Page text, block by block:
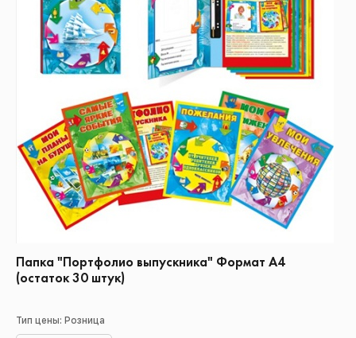
Папка "Портфолио выпускника" Формат А4
(остаток 30 штук)
Тип цены: Розница